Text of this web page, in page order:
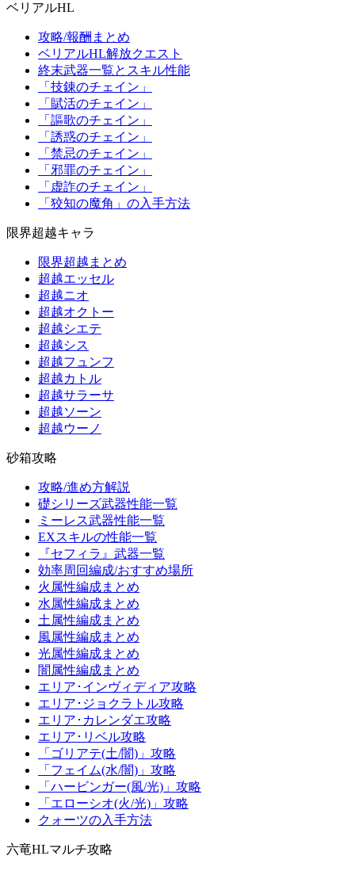
ベリアルHL
攻略/報酬まとめ
ベリアルHL解放クエスト
終末武器一覧とスキル性能
「技錬のチェイン」
「賦活のチェイン」
「謳歌のチェイン」
「誘惑のチェイン」
「禁忌のチェイン」
「邪罪のチェイン」
「虚詐のチェイン」
「狡知の魔角」の入手方法
限界超越キャラ
限界超越まとめ
超越エッセル
超越ニオ
超越オクトー
超越シエテ
超越シス
超越フュンフ
超越カトル
超越サラーサ
超越ソーン
超越ウーノ
砂箱攻略
攻略/進め方解説
礎シリーズ武器性能一覧
ミーレス武器性能一覧
EXスキルの性能一覧
『セフィラ』武器一覧
効率周回編成/おすすめ場所
火属性編成まとめ
水属性編成まとめ
土属性編成まとめ
風属性編成まとめ
光属性編成まとめ
闇属性編成まとめ
エリア･インヴィディア攻略
エリア･ジョクラトル攻略
エリア･カレンダエ攻略
エリア･リベル攻略
「ゴリアテ(土/闇)」攻略
「フェイム(水/闇)」攻略
「ハービンガー(風/光)」攻略
「エローシオ(火/光)」攻略
クォーツの入手方法
六竜HLマルチ攻略